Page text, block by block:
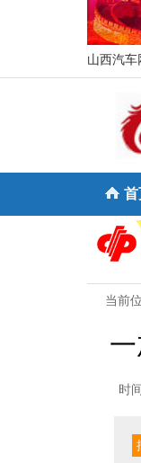
山西汽车
首
当前
时